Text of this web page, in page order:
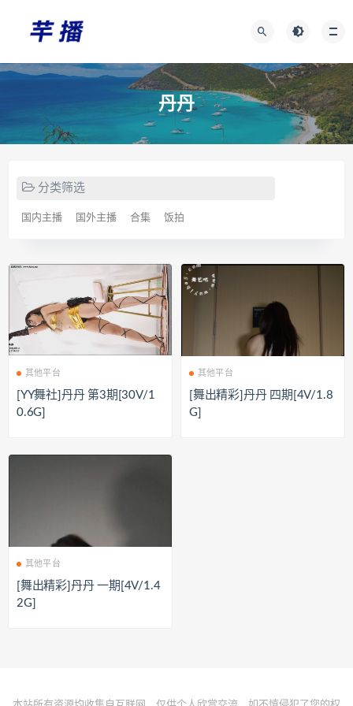
丹丹
分类筛选
国内主播 国外主播 合集 饭拍
其他平台
[YY舞社]丹丹 第3期[30V/1
0.6G]
其他平台
[舞出精彩]丹丹 四期[4V/1.8
G]
其他平台
[舞出精彩]丹丹 一期[4V/1.4
2G]